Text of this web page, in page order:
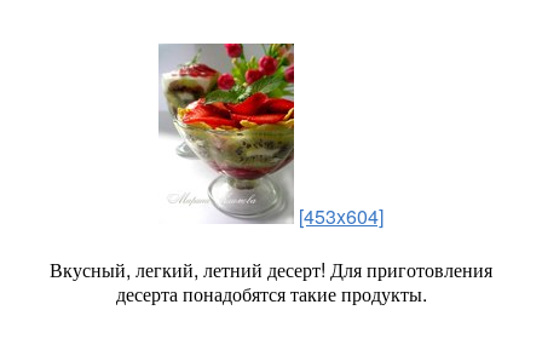
[453x604]
Вкусный, легкий, летний десерт! Для приготовления
десерта понадобятся такие продукты.